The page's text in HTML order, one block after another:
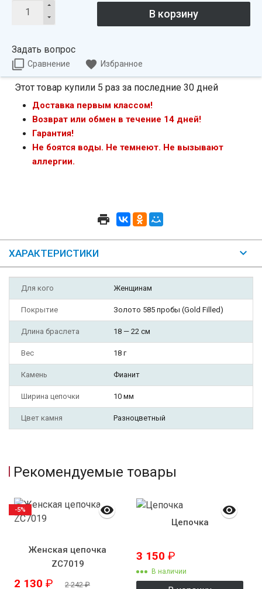
Задать вопрос
Сравнение Избранное
Этот товар купили 5 раз за последние 30 дней
Доставка первым классом!
Возврат или обмен в течение 14 дней!
Гарантия!
Не боятся воды. Не темнеют. Не вызывают
аллергии.
ХАРАКТЕРИСТИКИ
Для кого Женщинам
Покрытие Золото 585 пробы (Gold Filled)
Длина браслета 18 — 22 см
Вес 18 г
Камень Фианит
Ширина цепочки 10 мм
Цвет камня Разноцветный
Рекомендуемые товары
Женская цепочка
ZC7019
2 130 ₽ 2 242₽
-5%
Цепочка
3 150 ₽
В наличии